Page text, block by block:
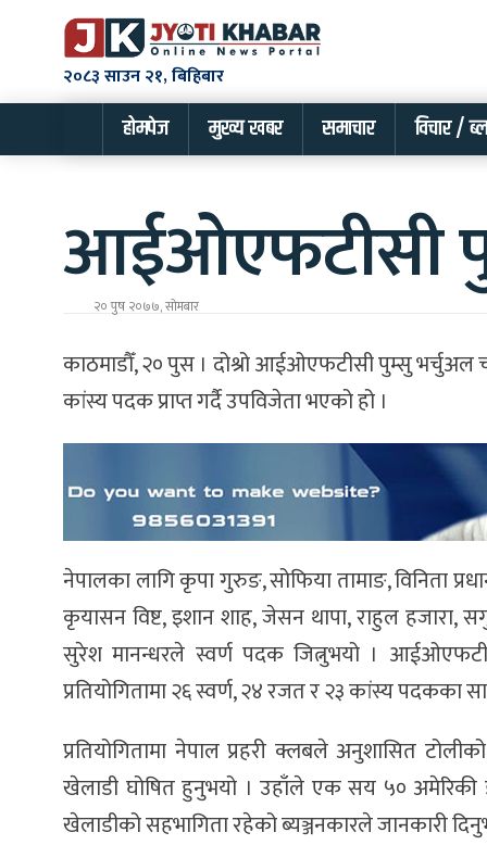
२०८३ साउन २१, बिहिबार
होमपेज मुख्य खबर समाचार विचार /
आईओएफटीसी
२० पुष २०७७, सोमबार
काठमाडौँ, २० पुस । दोश्रो आईओएफटीसी पुम्सु भर्चुअल
कांस्य पदक प्राप्त गर्दै उपविजेता भएको हो ।
नेपालका लागि कृपा गुरुङ, सोफिया तामाङ, विनिता
कृयासन विष्ट, इशान शाह, जेसन थापा, राहुल हजारा,
सुरेश मानन्धरले स्वर्ण पदक जित्नुभयो ।
प्रतियोगितामा २६ स्वर्ण, २४ रजत र २३ कांस्य पदकका
प्रतियोगितामा नेपाल प्रहरी क्लबले अनुशासित
खेलाडी घोषित हुनुभयो । उहाँले एक सय ५० अमेरिकी
खेलाडीको सहभागिता रहेको ब्यञ्जनकारले जानकारी